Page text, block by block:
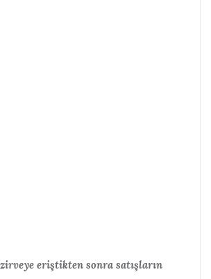
eriştikten sonra satışların